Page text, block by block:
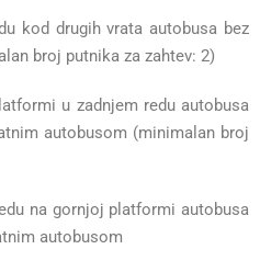
kod drugih vrata autobusa bez
broj putnika za zahtev: 2)
u zadnjem redu autobusa
autobusom (minimalan broj
na gornjoj platformi autobusa
autobusom